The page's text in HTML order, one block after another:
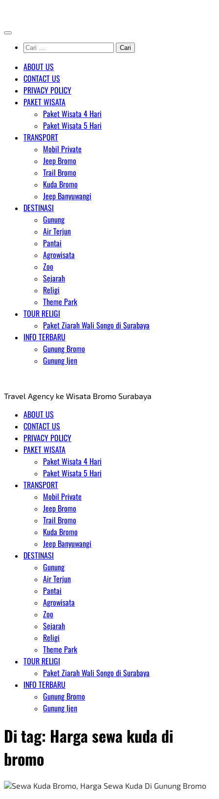
content
Cari
untuk:
ABOUT US
CONTACT US
PRIVACY POLICY
PAKET WISATA
Paket Wisata 4 Hari
Paket Wisata 5 Hari
TRANSPORT
Mobil Private
Jeep Bromo
Trail Bromo
Kuda Bromo
Jeep Banyuwangi
DESTINASI
Gunung
Air Terjun
Pantai
Agrowisata
Zoo
Sejarah
Religi
Theme Park
TOUR RELIGI
Paket Ziarah Wali Songo di Surabaya
INFO TERBARU
Gunung Bromo
Gunung Ijen
Travel Agency ke Wisata Bromo Surabaya
ABOUT US
CONTACT US
PRIVACY POLICY
PAKET WISATA
Paket Wisata 4 Hari
Paket Wisata 5 Hari
TRANSPORT
Mobil Private
Jeep Bromo
Trail Bromo
Kuda Bromo
Jeep Banyuwangi
DESTINASI
Gunung
Air Terjun
Pantai
Agrowisata
Zoo
Sejarah
Religi
Theme Park
TOUR RELIGI
Paket Ziarah Wali Songo di Surabaya
INFO TERBARU
Gunung Bromo
Gunung Ijen
Di tag: Harga sewa kuda di
bromo